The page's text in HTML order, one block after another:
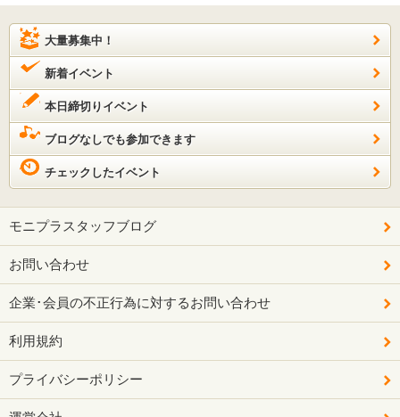
大量募集中！
新着イベント
本日締切りイベント
ブログなしでも参加できます
チェックしたイベント
モニプラスタッフブログ
お問い合わせ
企業･会員の不正行為に対するお問い合わせ
利用規約
プライバシーポリシー